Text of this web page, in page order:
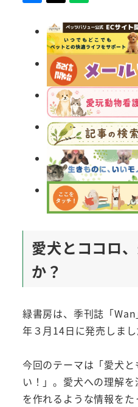
愛犬とココロ
か？
緑書房は、季刊誌「
年３月14日に発売しまし
今回のテーマは「愛犬
い！」。愛犬への理解
を作れるような情報をた